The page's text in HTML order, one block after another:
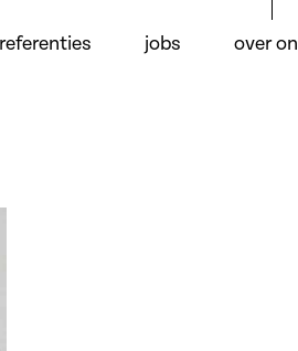
referenties jobs over